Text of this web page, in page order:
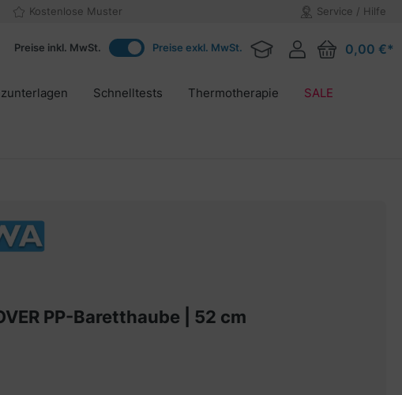
Kostenlose Muster Service / Hilfe
Preise inkl. MwSt. Preise exkl. MwSt. 0,00 €*
Schnelltests Thermotherapie SALE
PP-Baretthaube | 52 cm